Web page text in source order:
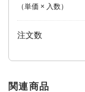
（単価 × 入数）
注文数
関連商品